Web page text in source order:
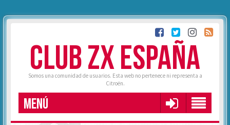
CLUB ZX ESPAÑA
Somos una comunidad de usuarios. Esta web no pertenece ni representa a
Citroën.
MENÚ